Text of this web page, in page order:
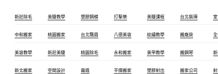
新莊除毛 美睫教學 塑膠鋼模 打擊樂 美睫課程 台北裝璜
中和搬家 桃園搬家 台北飄眉 八德美容 紋繡教學 搬廠房
美容教學 新莊美睫 桃園除毛 永和搬家 美甲教學 搬鋼琴
新北搬家 空間設計 霧眉 平價搬家 塑膠射出 搬家公司